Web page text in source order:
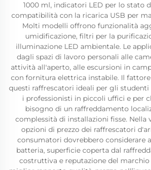
1000 ml, indicatori LED per lo stato
compatibilità con la ricarica USB per
Molti modelli offrono funzionalità
umidificazione, filtri per la
illuminazione LED ambientale. Le
dagli spazi di lavoro personali alle
attività all'aperto, alle escursioni in
con fornitura elettrica instabile. Il
questi raffrescatori ideali per gli
i professionisti in piccoli uffici e per
bisogno di un raffreddamento
complessità di installazioni fisse. Nella
opzioni di prezzo dei raffrescatori
consumatori dovrebbero considerare
batteria, superficie coperta dal
costruttiva e reputazione del